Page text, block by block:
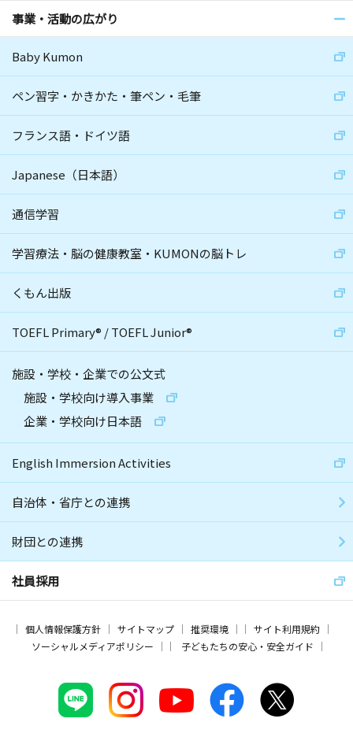
事業・活動の広がり
Baby Kumon
ペン習字・かきかた・筆ペン・毛筆
フランス語・ドイツ語
Japanese（日本語）
通信学習
学習療法・脳の健康教室・KUMONの脳トレ
くもん出版
TOEFL Primary® /TOEFL Junior®
施設・学校・企業での公文式
施設・学校向け導入事業
企業・学校向け日本語
English Immersion Activities
自治体・省庁との連携
財団との連携
社員採用
個人情報保護方針 サイトマップ 推奨環境
サイト利用規約
ソーシャルメディアポリシー
子どもたちの安心・安全ガイド